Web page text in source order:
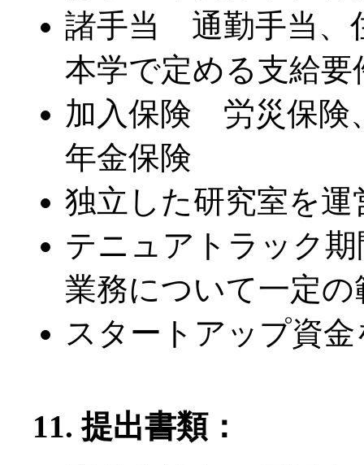
諸手当 通勤手当、
本学で定める支給
加入保険 労災保険
年金保険
独立した研究室を運
テニュアトラック
業務について一定
スタートアップ資
11. 提出書類：